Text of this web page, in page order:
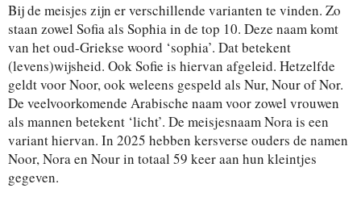
Bij de meisjes zijn er verschillende varianten te vinden. Zo
staan zowel Sofia als Sophia in de top 10. Deze naam komt
van het oud-Griekse woord ‘sophia’. Dat betekent
(levens)wijsheid. Ook Sofie is hiervan afgeleid. Hetzelfde
geldt voor Noor, ook weleens gespeld als Nur, Nour of Nor.
De veelvoorkomende Arabische naam voor zowel vrouwen
als mannen betekent ‘licht’. De meisjesnaam Nora is een
variant hiervan. In 2025 hebben kersverse ouders de namen
Noor, Nora en Nour in totaal 59 keer aan hun kleintjes
gegeven.